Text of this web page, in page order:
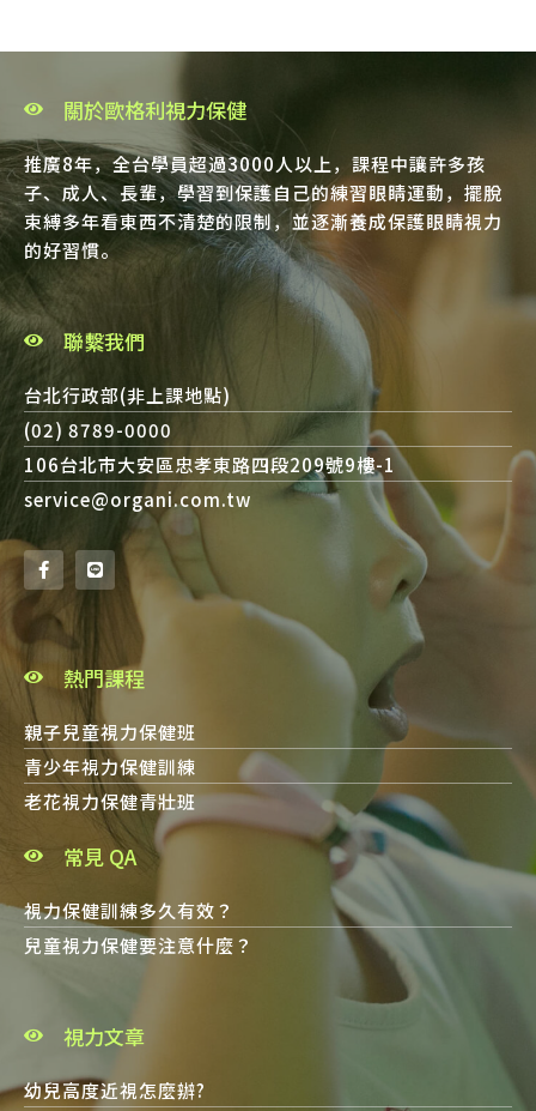
關於歐格利視力保健
推廣8年，全台學員超過3000人以上，課程中讓許多孩
子、成人、長輩，學習到保護自己的練習眼睛運動，擺脫
束縛多年看東西不清楚的限制，並逐漸養成保護眼睛視力
的好習慣。
聯繫我們
台北行政部(非上課地點)
(02) 8789-0000
106台北市大安區忠孝東路四段209號9樓-1
service@organi.com.tw
熱門課程
親子兒童視力保健班
青少年視力保健訓練
老花視力保健青壯班
常見 QA
視力保健訓練多久有效？
兒童視力保健要注意什麼？
視力文章
幼兒高度近視怎麼辦?